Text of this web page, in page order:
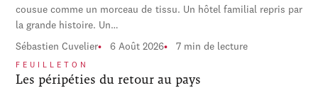
cousue comme un morceau de tissu. Un hôtel familial repris par
la grande histoire. Un…
Sébastien Cuvelier 6 Août 2026 7 min de lecture
FEUILLETON
Les péripéties du retour au pays